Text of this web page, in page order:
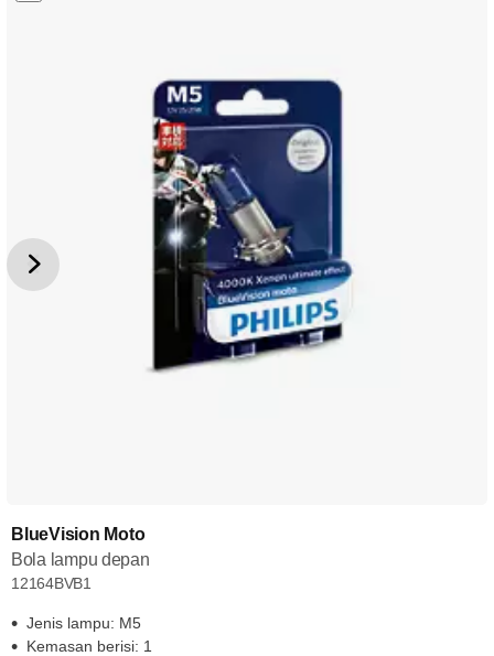
BlueVision Moto
Bola lampu depan
12164BVB1
Jenis lampu: M5
Kemasan berisi: 1